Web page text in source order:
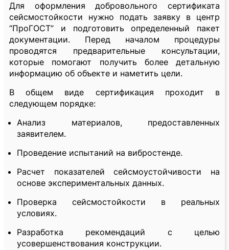
Для оформления добровольного сертификата
сейсмостойкости нужно подать заявку в центр
“ПроГОСТ” и подготовить определенный пакет
документации. Перед началом процедуры
проводятся предварительные консультации,
которые помогают получить более детальную
информацию об объекте и наметить цели.
В общем виде сертификация проходит в
следующем порядке:
Анализ материалов, предоставленных
заявителем.
Проведение испытаний на вибростенде.
Расчет показателей сейсмоустойчивости на
основе экспериментальных данных.
Проверка сейсмостойкости в реальных
условиях.
Разработка рекомендаций с целью
усовершенствования конструкции.